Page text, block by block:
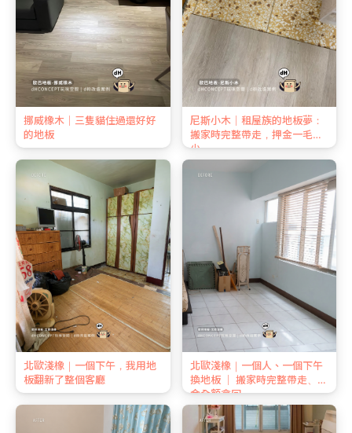
挪威橡木｜三隻貓住過還好好
的地板
尼斯小木｜租屋族的地板夢：
搬家時完整帶走，押金一毛不
少
北歐淺橡｜一個下午，我用地
板翻新了整個客廳
北歐淺橡｜一個人、一個下午
換地板 ｜ 搬家時完整帶走、押
金全額拿回